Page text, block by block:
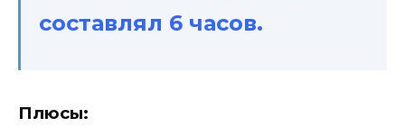
составлял 6 часов.
Плюсы: